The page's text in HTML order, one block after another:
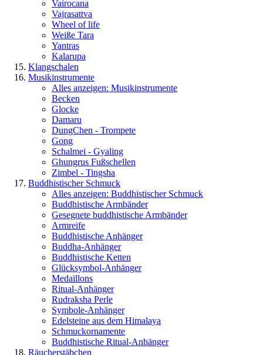
Vairocana
Vajrasattva
Wheel of life
Weiße Tara
Yantras
Kalarupa
Klangschalen
Musikinstrumente
Alles anzeigen: Musikinstrumente
Becken
Glocke
Damaru
DungChen - Trompete
Gong
Schalmei - Gyaling
Ghungrus Fußschellen
Zimbel - Tingsha
Buddhistischer Schmuck
Alles anzeigen: Buddhistischer Schmuck
Buddhistische Armbänder
Gesegnete buddhistische Armbänder
Armreife
Buddhistische Anhänger
Buddha-Anhänger
Buddhistische Ketten
Glücksymbol-Anhänger
Medaillons
Ritual-Anhänger
Rudraksha Perle
Symbole-Anhänger
Edelsteine aus dem Himalaya
Schmuckornamente
Buddhistische Ritual-Anhänger
Räucherstäbchen